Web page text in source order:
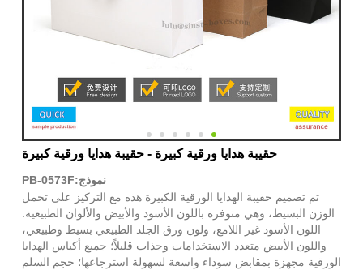
حقيبة هدايا ورقية كبيرة - حقيبة هدايا ورقية كبيرة
نموذج:PB-0573F
تم تصميم حقيبة الهدايا الورقية الكبيرة هذه مع التركيز على تحمل
الوزن البسيط، وهي متوفرة باللون الأسود والأبيض والألوان الطبيعية:
اللون الأسود غير اللامع، ولون ورق الجلد الطبيعي بسيط وطبيعي،
واللون الأبيض متعدد الاستخدامات وجذاب قليلاً؛ جميع أكياس الهدايا
الورقية مجهزة بمقابض سوداء واسعة لسهولة استرجاعها؛ حجم السلم